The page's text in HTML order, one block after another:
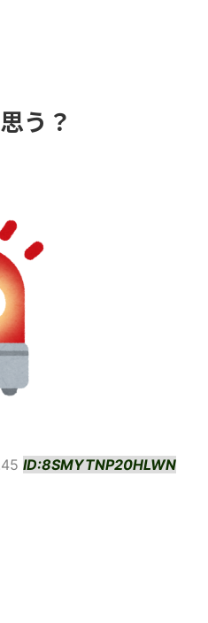
う？
ID:8SMYTNP20HLWN